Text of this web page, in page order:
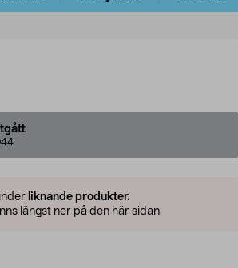
liknande produkter.
längst ner på den här sidan.